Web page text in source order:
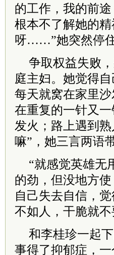
的工作，我的前
根本不了解她的
呀……”她突然停住
争取权益失败
庭主妇。她觉得
每天就窝在家里
在重复的一针又
发火；路上遇到
嘛”，她三言两语
“就感觉英雄无
的劲，但没地方
自己失去自信，
不如人，干脆就
和李桂珍一起
事得了抑郁症，